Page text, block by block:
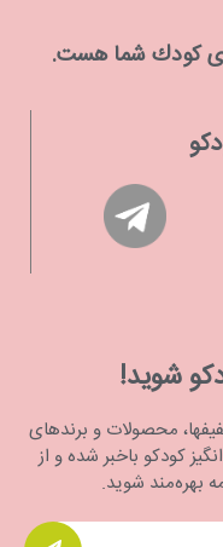
كودك شما هست.
شوید!
محصولات و برندهای
کودکو باخبر شده و از
بهره‌مند شوید.